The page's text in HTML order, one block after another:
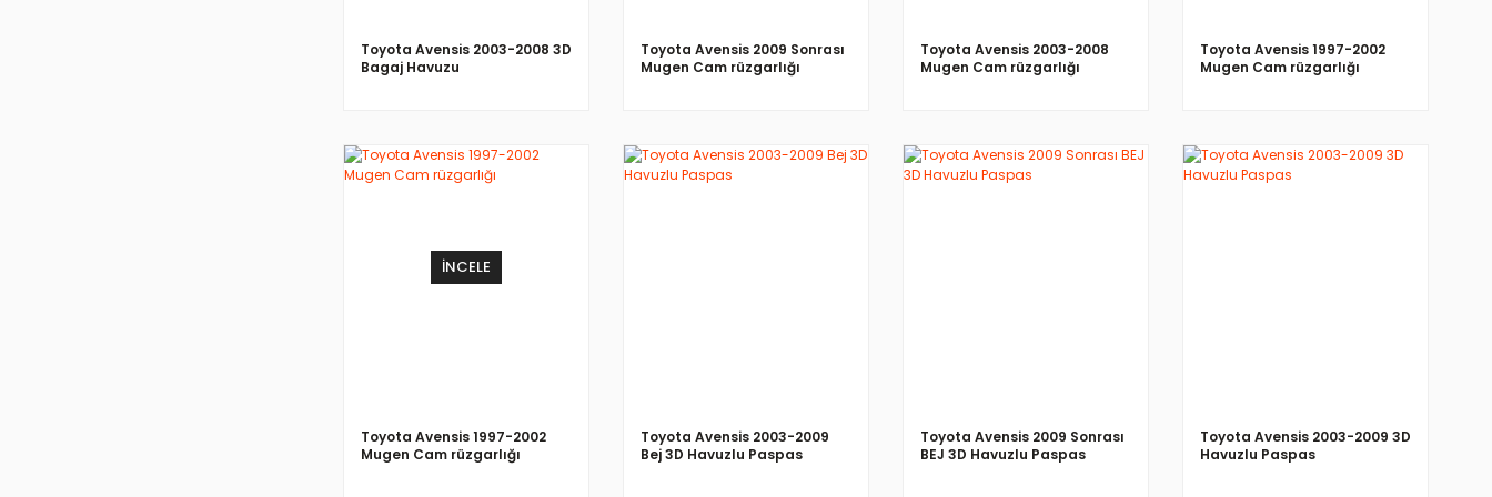
Toyota Avensis 2003-2008 3D
Bagaj Havuzu
Toyota Avensis 2009 Sonrası
Mugen Cam rüzgarlığı
Toyota Avensis 2003-2008
Mugen Cam rüzgarlığı
Toyota Avensis 1997-2002
Mugen Cam rüzgarlığı
İNCELE
Toyota Avensis 1997-2002
Mugen Cam rüzgarlığı
Toyota Avensis 2003-2009
Bej 3D Havuzlu Paspas
Toyota Avensis 2009 Sonrası
BEJ 3D Havuzlu Paspas
Toyota Avensis 2003-2009 3D
Havuzlu Paspas